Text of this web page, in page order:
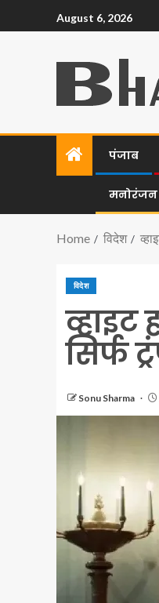
August 6, 2026
पंजाब
मनोरंजन
Home विदेश
विदेश
सिर्फ
Sonu Sharma